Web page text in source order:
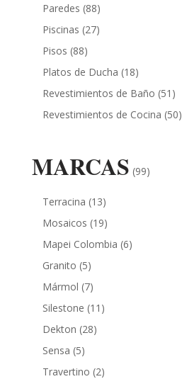
Paredes (88)
Piscinas (27)
Pisos (88)
Platos de Ducha (18)
Revestimientos de Baño (51)
Revestimientos de Cocina (50)
MARCAS (99)
Terracina (13)
Mosaicos (19)
Mapei Colombia (6)
Granito (5)
Mármol (7)
Silestone (11)
Dekton (28)
Sensa (5)
Travertino (2)